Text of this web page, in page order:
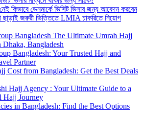
কিভাবে ডেনমার্কে ভিসিট ভিসার জন্য আবেদন করবেন
ছাড়াই জরুরী ভিত্তিতে LMIA চাকরিতে নিয়োগ
Bangladesh The Ultimate Umrah Hajj
Bangladesh
Bangladesh: Your Trusted Hajj and
Partner
Cost from Bangladesh: Get the Best Deals
Hajj Agency : Your Ultimate Guide to a
Hajj Journey
in Bangladesh: Find the Best Options